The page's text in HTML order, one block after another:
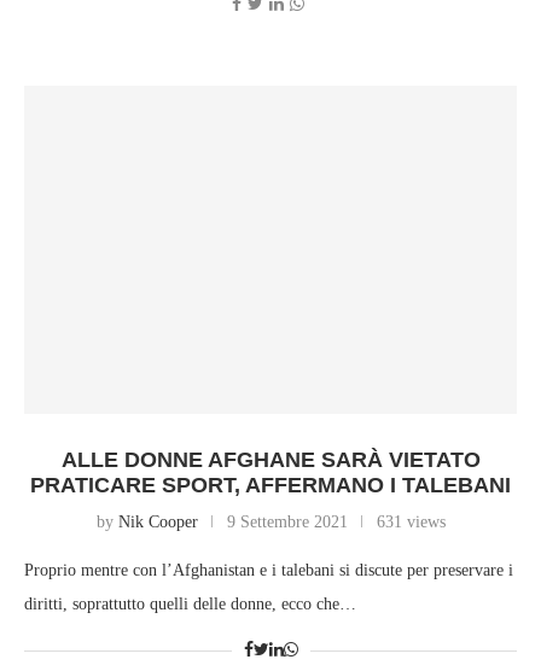
ALLE DONNE AFGHANE SARÀ VIETATO
PRATICARE SPORT, AFFERMANO I TALEBANI
by Nik Cooper 9 Settembre 2021 631 views
Proprio mentre con l’Afghanistan e i talebani si discute per preservare i
diritti, soprattutto quelli delle donne, ecco che…